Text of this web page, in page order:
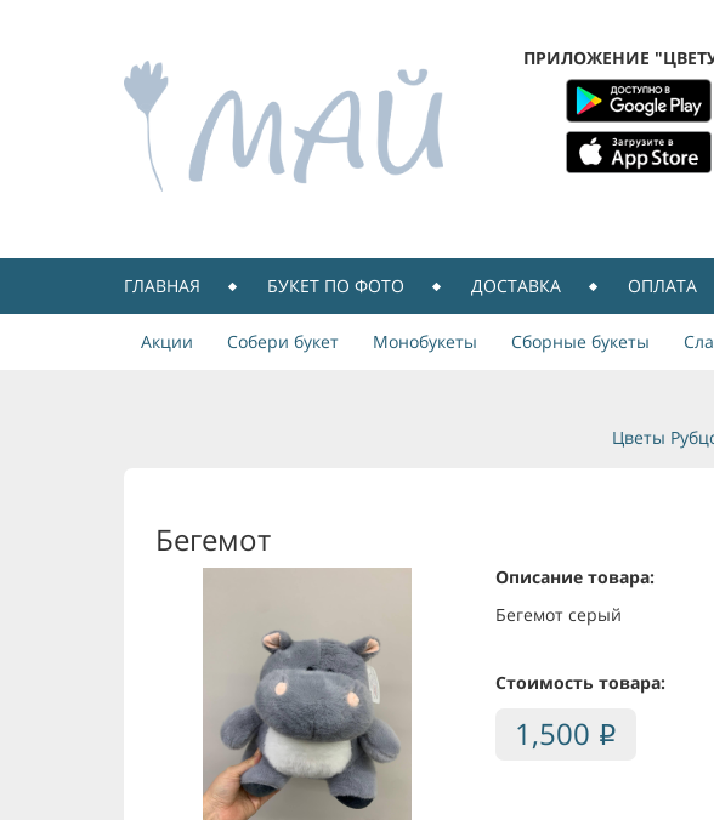
ПРИЛОЖЕНИЕ
ГЛАВНАЯ БУКЕТ ПО ФОТО ДОСТАВКА ОПЛАТА
Акции Собери букет Монобукеты Сборные букеты
Цветы
Бегемот
Описание товара:
Бегемот серый
Стоимость товара:
1,500 i